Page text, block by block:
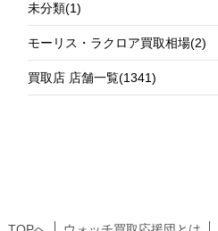
未分類(1)
モーリス・ラクロア買取相場(2)
買取店 店舗一覧(1341)